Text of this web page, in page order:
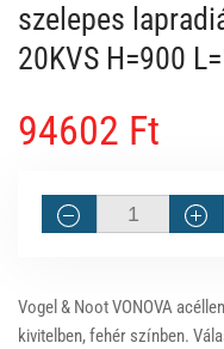
szelepes
20KVS H=900
94602 Ft
Vogel & Noot VONOVA
kivitelben, fehér színben.